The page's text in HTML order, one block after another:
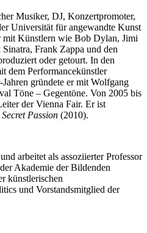
Musiker, DJ, Konzertpromoter,
Universität für angewandte Kunst
mit Künstlern wie Bob Dylan, Jimi
Frank Zappa und den
oder getourt. In den
dem Performancekünstler
gründete er mit Wolfgang
Töne – Gegentöne. Von 2005 bis
der Vienna Fair. Er ist
Secret Passion (2010).
arbeitet als assoziierter Professor
Akademie der Bildenden
künstlerischen
und Vorstandsmitglied der